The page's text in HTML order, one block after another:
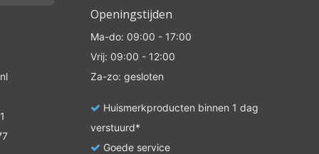
Openingstijden
Ma-do: 09:00 - 17:00
Vrij: 09:00 - 12:00
Za-zo: gesloten
Huismerkproducten binnen 1 dag
verstuurd*
Goede service